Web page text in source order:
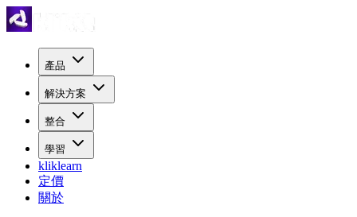
產品
解決方案
整合
學習
kliklearn
定價
關於